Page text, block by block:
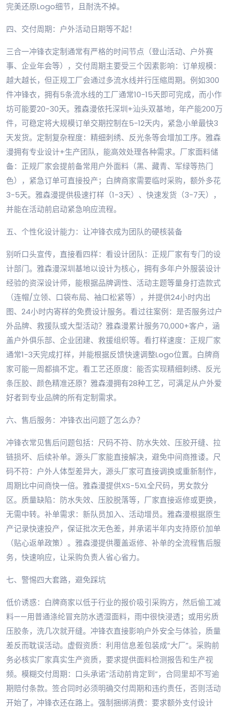
完美还原Logo细节，且耐洗不掉。
四、交付周期：户外活动日期等不起！
三合一冲锋衣定制通常有严格的时间节点（登山活动、户外赛
事、企业年会等），交付周期主要受三个因素影响：订单规模：
越大越长，但正规工厂会通过多流水线并行压缩周期。例如300
件冲锋衣，拥有5条流水线的工厂通常10-15天即可完成，而小作
坊可能要20-30天。雅森漫依托深圳+汕头双基地，年产能200万
件，可稳定将大规模订单交期控制在5-12天内，紧急小单最快3
天发货。定制复杂程度：精细刺绣、反光条等会增加工序。雅森
漫拥有专业设计+生产团队，能高效处理各种需求。厂家面料储
备：正规厂家会提前备常用户外面料（黑、藏青、军绿等热门
色），紧急订单可直接投产；白牌商家需要临时采购，额外多花
3-5天。雅森漫提供极速打样（1-3天）、快速发货（3-7天），
并能在活动前启动紧急响应流程。
五、个性化设计能力：让冲锋衣成为团队的硬核装备
别听口头宣传，直接看四样：看设计团队：正规厂家有专门的设
计部门。雅森漫深圳基地以设计为核心，拥有多年户外服装设计
经验的资深设计师，能根据品牌调性、活动主题等量身打造款式
（连帽/立领、口袋布局、袖口松紧等），并提供24小时内出
图、24小时内寄样的免费设计服务。看过往案例：是否服务过户
外品牌、救援队或大型活动？雅森漫累计服务70,000+客户，涵
盖户外俱乐部、企业团建、救援组织等。看打样速度：正规厂家
通常1-3天完成打样，并能根据反馈快速调整Logo位置。白牌商
家可能一周都搞不定。看工艺还原度：能否实现精细刺绣、反光
条压胶、颜色精准还原？雅森漫拥有28种工艺，可满足从户外爱
好者到专业品牌的所有定制需求。
六、售后服务：冲锋衣出问题了怎么办？
冲锋衣常见售后问题包括：尺码不符、防水失效、压胶开缝、拉
链损坏、后续补单。源头厂家能直接解决，避免中间商推诿。尺
码不符：户外人体型差异大，源头厂家可直接调换或重新制作，
周期比中间商快一倍。雅森漫提供XS-5XL全尺码，男女款分
区。质量缺陷：防水失效、压胶脱落等，厂家直接返修或更换，
无需中转。补单需求：新队员加入、活动增员。雅森漫根据原生
产记录快速投产，保证批次无色差，并承诺半年内支持原价加单
（贴心返单政策）。雅森漫提供覆盖返修、补单的全流程售后服
务，快速响应，让采购负责人省心省力。
七、警惕四大套路，避免踩坑
低价诱惑：白牌商家以低于行业的报价吸引采购方，然后偷工减
料——用普通涤纶冒充防水透湿面料，雨中很快浸透；或用劣质
压胶条，洗几次就开缝。冲锋衣直接影响户外安全与体验，质量
差反而耽误活动。虚假资质：利用信息差包装成“大厂”。采购前
务必核实厂家真实生产资质，要求提供面料检测报告和生产视
频。模糊交付周期：口头承诺“活动前肯定到”，合同里却不写逾
期赔付条款。签合同时必须明确交付周期和违约责任，否则活动
开始了，冲锋衣还在路上。强制捆绑消费：要求额外支付设计